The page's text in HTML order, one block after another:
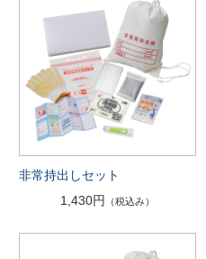
非常持出しセット
1,430円
（税込み）